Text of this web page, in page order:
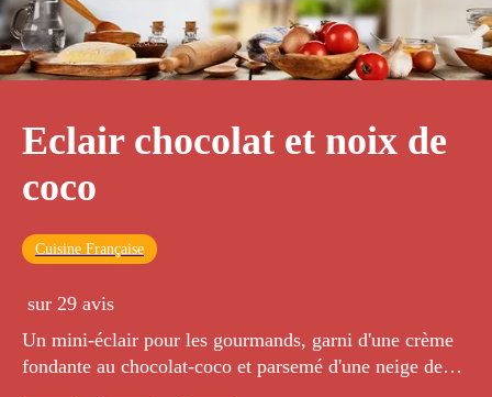
Eclair chocolat et noix de
coco
Cuisine Française
sur 29 avis
Un mini-éclair pour les gourmands, garni d'une crème
fondante au chocolat-coco et parsemé d'une neige de